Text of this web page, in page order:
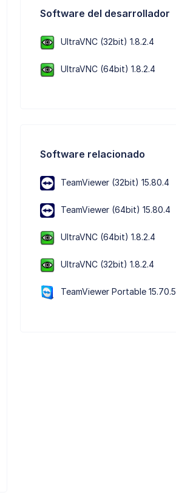
Software del desarrollador
UltraVNC (32bit) 1.8.2.4
UltraVNC (64bit) 1.8.2.4
Software relacionado
TeamViewer (32bit) 15.80.4
TeamViewer (64bit) 15.80.4
UltraVNC (64bit) 1.8.2.4
UltraVNC (32bit) 1.8.2.4
TeamViewer Portable 15.70.5